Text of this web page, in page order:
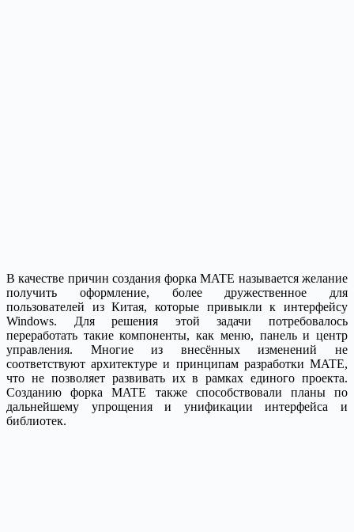
В качестве причин создания форка MATE называется желание
получить оформление, более дружественное для
пользователей из Китая, которые привыкли к интерфейсу
Windows. Для решения этой задачи потребовалось
переработать такие компоненты, как меню, панель и центр
управления. Многие из внесённых изменений не
соответствуют архитектуре и принципам разработки MATE,
что не позволяет развивать их в рамках единого проекта.
Созданию форка MATE также способствовали планы по
дальнейшему упрощения и унификации интерфейса и
библиотек.